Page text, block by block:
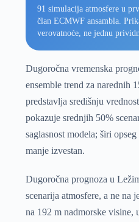
91 simulacija atmosfere u
član ECMWF ansambla.
verovatnoće, ne jednu
Dugoročna vremenska
ensemble trend za narednih
predstavlja središnju
pokazuje srednjih 50%
saglasnost modela; širi
manje izvestan.
Dugoročna prognoza u
scenarija atmosfere, a ne na
na 192 m nadmorske visine,